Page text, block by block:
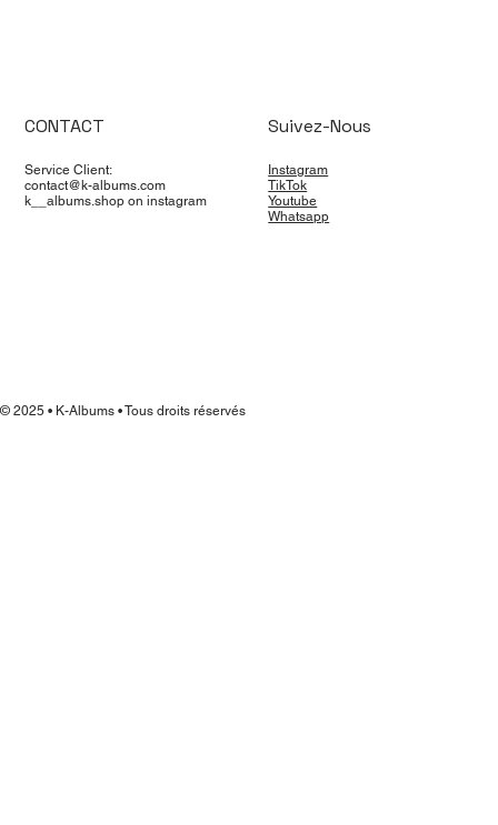
CONTACT
Service Client:
contact@k-albums.com
k__albums.shop on instagram
Suivez-Nous
Instagram
TikTok
Youtube
Whatsapp
© 2025 • K-Albums • Tous droits réservés